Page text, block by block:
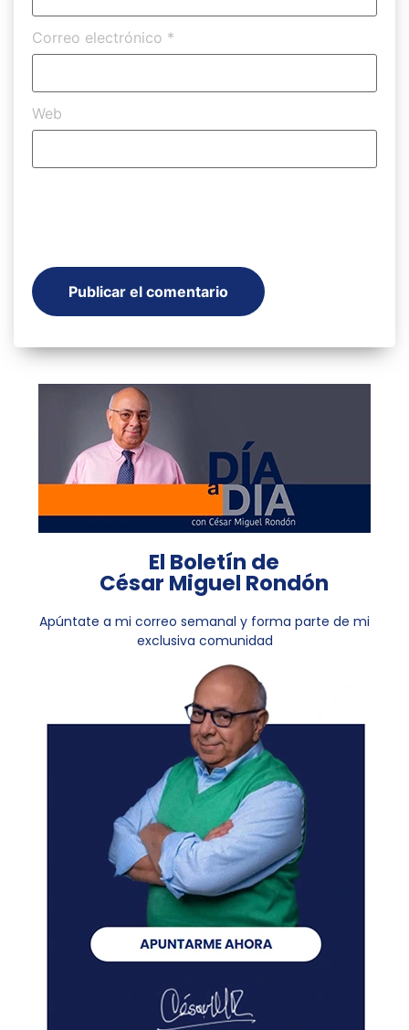
Correo electrónico *
Web
El Boletín de
César Miguel Rondón
Apúntate a mi correo semanal y forma parte de mi
exclusiva comunidad